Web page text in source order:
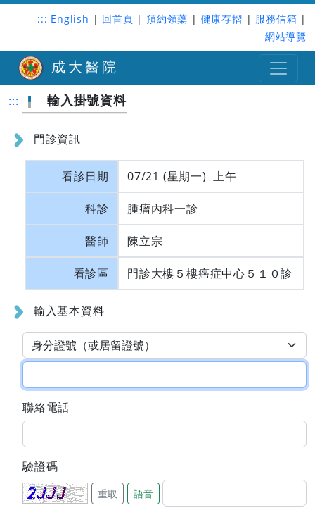
::: English | 回首頁 | 預約領藥 | 健康存摺 | 服務信箱 |
網站導覽
成大醫院
::: 輸入掛號資料
門診資訊
看診日期 07/21 (星期一) 上午
科診 腫瘤內科一診
醫師 陳立宗
看診區 門診大樓５樓癌症中心５１０診
輸入基本資料
聯絡電話
驗證碼
重取 語音